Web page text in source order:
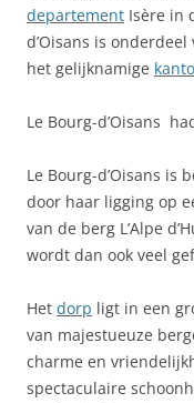
departement Isère in
d’Oisans is onderdeel
het gelijknamige
Le Bourg-d’Oisans
Le Bourg-d’Oisans is
door haar ligging op
van de berg L’Alpe
wordt dan ook veel
Het dorp ligt in een
van majestueuze
charme en
spectaculaire